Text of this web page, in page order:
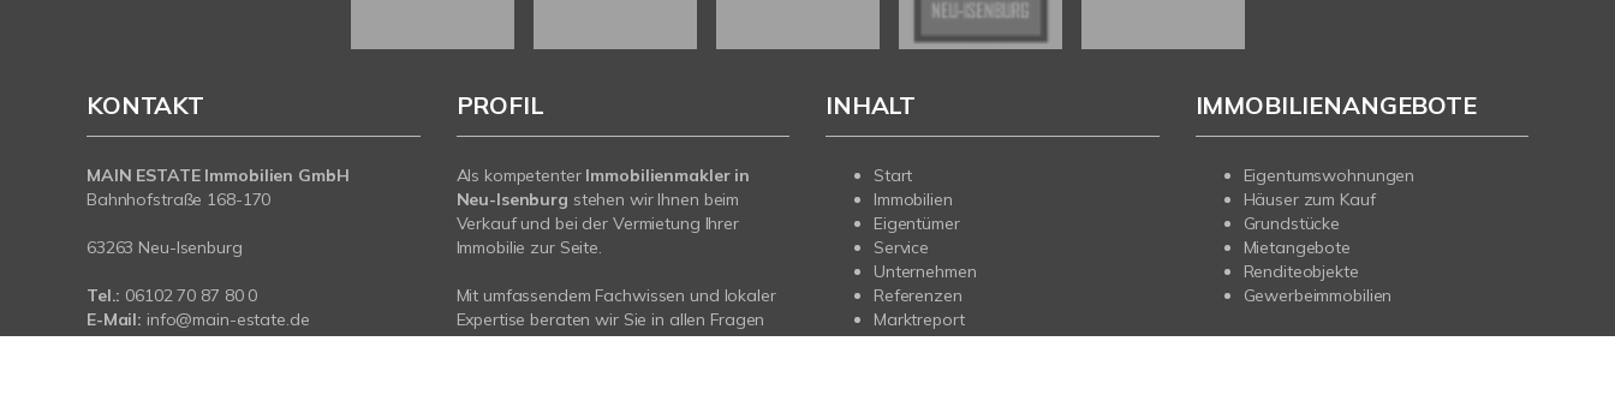
KONTAKT
MAIN ESTATE Immobilien GmbH
Bahnhofstraße 168-170
63263 Neu-Isenburg
Tel.: 06102 70 87 80 0
E-Mail: info@main-estate.de
Web: www.main-estate.de
PROFIL
Als kompetenter Immobilienmakler in
Neu-Isenburg stehen wir Ihnen beim
Verkauf und bei der Vermietung Ihrer
Immobilie zur Seite.
Mit umfassendem Fachwissen und lokaler
Expertise beraten wir Sie in allen Fragen
rund um Ihr Haus oder Ihre Wohnung in
INHALT
Start
Immobilien
Eigentümer
Service
Unternehmen
Referenzen
Marktreport
IMMOBILIENANGEBOTE
Eigentumswohnungen
Häuser zum Kauf
Grundstücke
Mietangebote
Renditeobjekte
Gewerbeimmobilien